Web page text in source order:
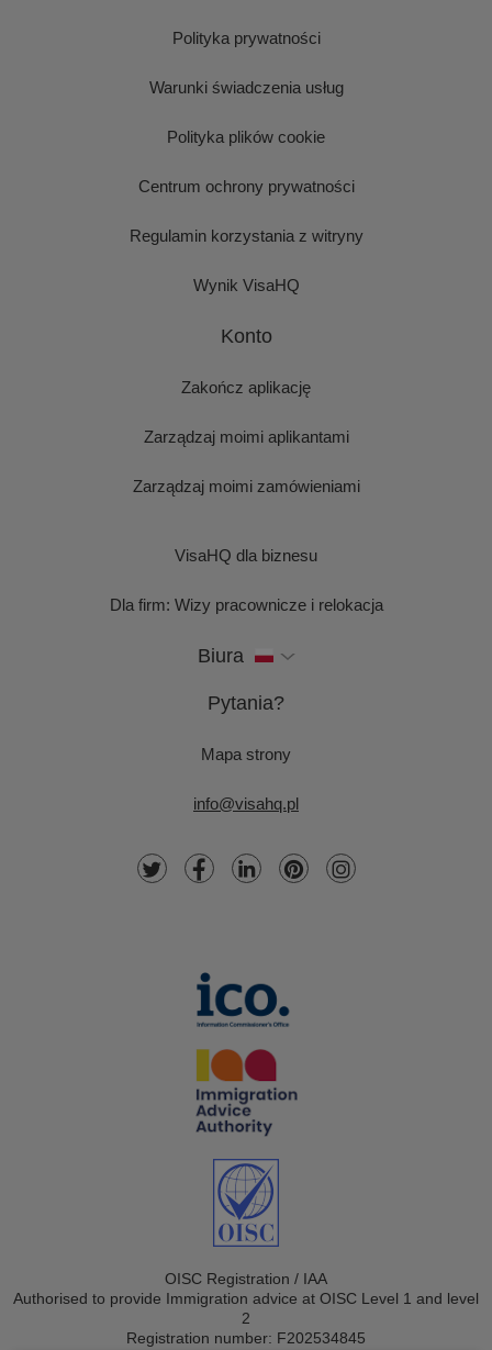
Polityka prywatności
Warunki świadczenia usług
Polityka plików cookie
Centrum ochrony prywatności
Regulamin korzystania z witryny
Wynik VisaHQ
Konto
Zakończ aplikację
Zarządzaj moimi aplikantami
Zarządzaj moimi zamówieniami
VisaHQ dla biznesu
Dla firm: Wizy pracownicze i relokacja
Biura
Pytania?
Mapa strony
info@visahq.pl
OISC Registration / IAA
Authorised to provide Immigration advice at OISC Level 1 and level
2
Registration number: F202534845